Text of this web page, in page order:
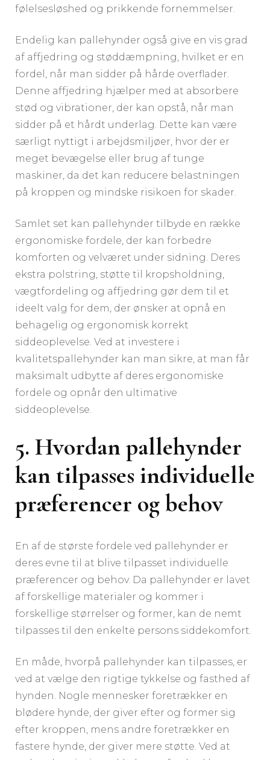
følelsesløshed og prikkende fornemmelser.
Endelig kan pallehynder også give en vis grad
af affjedring og støddæmpning, hvilket er en
fordel, når man sidder på hårde overflader.
Denne affjedring hjælper med at absorbere
stød og vibrationer, der kan opstå, når man
sidder på et hårdt underlag. Dette kan være
særligt nyttigt i arbejdsmiljøer, hvor der er
meget bevægelse eller brug af tunge
maskiner, da det kan reducere belastningen
på kroppen og mindske risikoen for skader.
Samlet set kan pallehynder tilbyde en række
ergonomiske fordele, der kan forbedre
komforten og velværet under sidning. Deres
ekstra polstring, støtte til kropsholdning,
vægtfordeling og affjedring gør dem til et
ideelt valg for dem, der ønsker at opnå en
behagelig og ergonomisk korrekt
siddeoplevelse. Ved at investere i
kvalitetspallehynder kan man sikre, at man får
maksimalt udbytte af deres ergonomiske
fordele og opnår den ultimative
siddeoplevelse.
5. Hvordan pallehynder
kan tilpasses individuelle
præferencer og behov
En af de største fordele ved pallehynder er
deres evne til at blive tilpasset individuelle
præferencer og behov. Da pallehynder er lavet
af forskellige materialer og kommer i
forskellige størrelser og former, kan de nemt
tilpasses til den enkelte persons siddekomfort.
En måde, hvorpå pallehynder kan tilpasses, er
ved at vælge den rigtige tykkelse og fasthed af
hynden. Nogle mennesker foretrækker en
blødere hynde, der giver efter og former sig
efter kroppen, mens andre foretrækker en
fastere hynde, der giver mere støtte. Ved at